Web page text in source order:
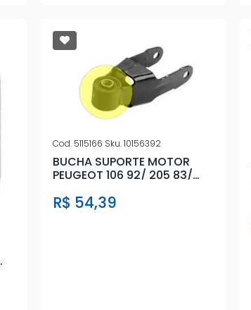
Cod. 5115166 Sku.10156392
BUCHA SUPORTE MOTOR
PEUGEOT 106 92/ 205 83/
R$ 54,39